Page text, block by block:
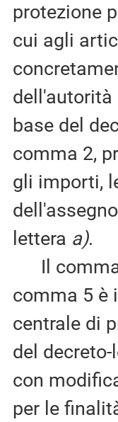
protezione
cui agli
base del
comma 2,
gli importi,
lettera a).
Il comma
comma 5 è
centrale di
del
con
per le